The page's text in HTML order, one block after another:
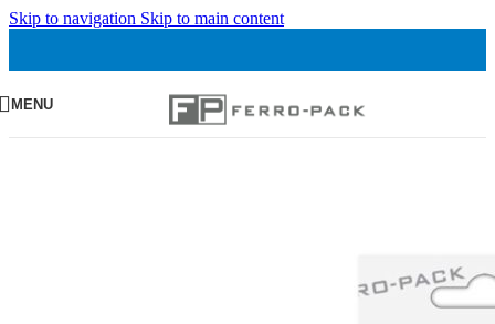
Skip to navigation Skip to main content
MENU